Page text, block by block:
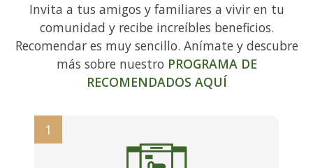
Invita a tus amigos y familiares a vivir en tu
comunidad y recibe increíbles beneficios.
Recomendar es muy sencillo. Anímate y descubre
más sobre nuestro PROGRAMA DE
RECOMENDADOS AQUÍ
1